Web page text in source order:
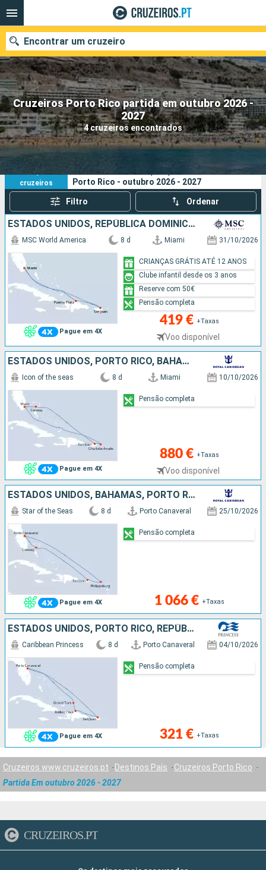
Cruzeiros Porto Rico partida em outubro 2026 -
2027
4 cruzeiros encontrados
Encontrar um cruzeiro
Quando ir?
Data de partida
Portos
Pesquisar
4
cruzeiros
Porto Rico - outubro 2026 - 2027
Filtro Ordenar
ESTADOS UNIDOS, REPÚBLICA DOMINICANA, PORTO RICO, BAHAMAS
Pague em 4X
MSC World America 8 d Miami 31/10/2026
419 € +Taxas
Voo disponível
CRIANÇAS GRÁTIS ATÉ 12 ANOS
Clube infantil desde os 3 anos
Reserve com 50€
Pensão completa
ESTADOS UNIDOS, PORTO RICO, BAHAMAS
Pague em 4X
Icon of the seas 8 d Miami 10/10/2026
880 € +Taxas
Voo disponível
Pensão completa
ESTADOS UNIDOS, BAHAMAS, PORTO RICO, SÃO MARTINHO
Pague em 4X
Star of the Seas 8 d Porto Canaveral 25/10/2026
1 066 € +Taxas
Pensão completa
ESTADOS UNIDOS, PORTO RICO, REPÚBLICA DOMINICANA, ILHAS TURCAS E CAICOS
Pague em 4X
Caribbean Princess 8 d Porto Canaveral 04/10/2026
321 € +Taxas
Pensão completa
Cruzeiros www.cruzeiros.pt Destinos País
Cruzeiros Porto Rico
Partida Em outubro 2026 - 2027
CRUZEIROS.PT